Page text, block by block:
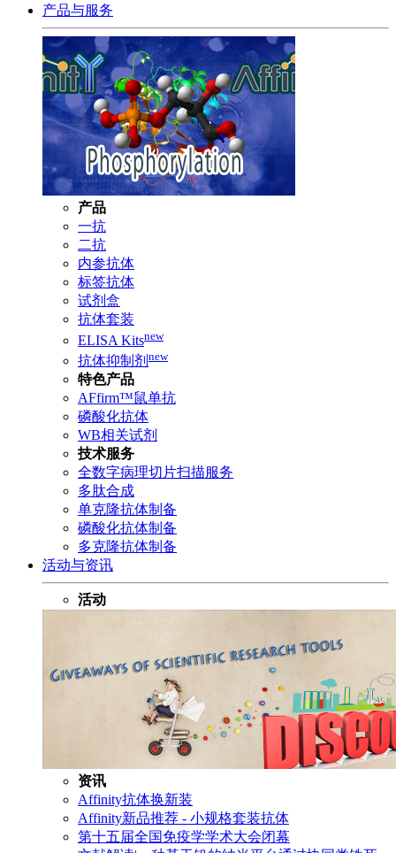
产品与服务
产品
一抗
二抗
内参抗体
标签抗体
试剂盒
抗体套装
ELISA Kitsnew
抗体抑制剂 new
特色产品
AFfirm™鼠单抗
磷酸化抗体
WB相关试剂
技术服务
全数字病理切片扫描服务
多肽合成
单克隆抗体制备
磷酸化抗体制备
多克隆抗体制备
活动与资讯
活动
资讯
Affinity抗体换新装
Affinity新品推荐 - 小规格套装抗体
第十五届全国免疫学学术大会闭幕